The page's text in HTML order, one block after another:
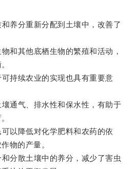
分重新分配到土壤中，改善了
其他底栖生物的繁殖和活动，
续农业的实现也具有重要意
气、排水性和保水性，有助于
降低对化学肥料和农药的依
物的产量。
散土壤中的养分，减少了害虫